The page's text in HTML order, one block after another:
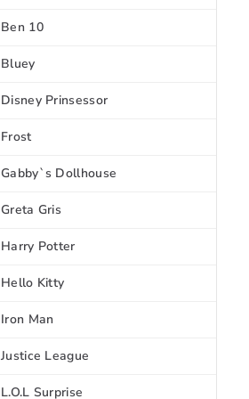
Ben 10
Bluey
Disney Prinsessor
Frost
Gabby`s Dollhouse
Greta Gris
Harry Potter
Hello Kitty
Iron Man
Justice League
L.O.L Surprise